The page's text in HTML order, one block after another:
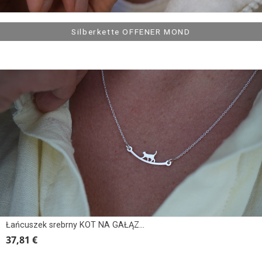
Silberkette OFFENER MOND Silberkette FLUGZEUGFENSTER
Silber Sechseck Silberkette
vergoldetes BUCH MIT BRIEFEN
Łańcuszek srebrny KOT NA GAŁĄZCE
37,81 €